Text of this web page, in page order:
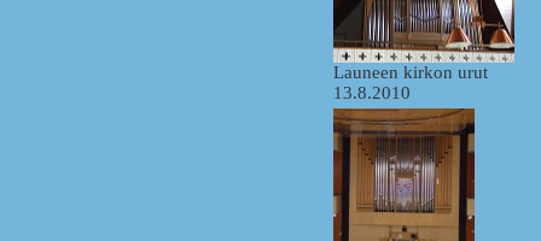
Launeen kirkon urut
13.8.2010